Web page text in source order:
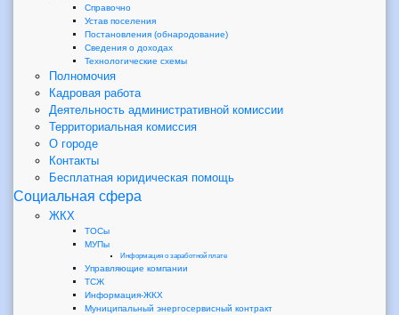
Справочно
Устав поселения
Постановления (обнародование)
Сведения о доходах
Технологические схемы
Полномочия
Кадровая работа
Деятельность административной комиссии
Территориальная комиссия
О городе
Контакты
Бесплатная юридическая помощь
Социальная сфера
ЖКХ
ТОСы
МУПы
Информация о заработной плате
Управляющие компании
ТСЖ
Информация-ЖКХ
Муниципальный энергосервисный контракт